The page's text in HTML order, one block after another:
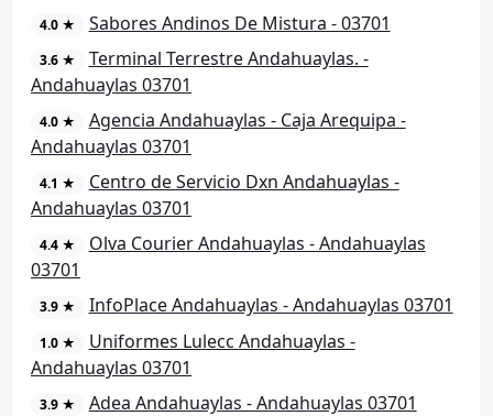
4.0 ★ Sabores Andinos De Mistura - 03701
3.6 ★
Terminal Terrestre Andahuaylas. -
Andahuaylas 03701
4.0 ★
Agencia Andahuaylas - Caja Arequipa -
Andahuaylas 03701
4.1 ★
Centro de Servicio Dxn Andahuaylas -
Andahuaylas 03701
4.4 ★
Olva Courier Andahuaylas - Andahuaylas
03701
3.9 ★ InfoPlace Andahuaylas - Andahuaylas 03701
1.0 ★
Uniformes Lulecc Andahuaylas -
Andahuaylas 03701
3.9 ★ Adea Andahuaylas - Andahuaylas 03701